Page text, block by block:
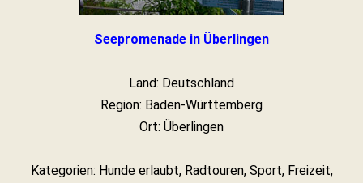
Seepromenade in Überlingen
Land: Deutschland
Region: Baden-Württemberg
Ort: Überlingen
Kategorien: Hunde erlaubt, Radtouren, Sport, Freizeit,